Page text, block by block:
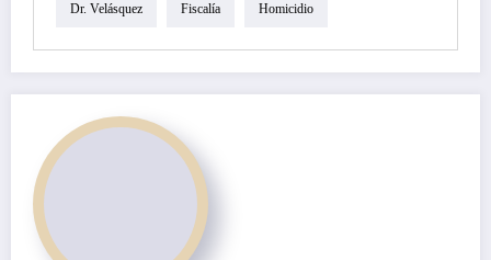
Dr. Velásquez Fiscalía Homicidio